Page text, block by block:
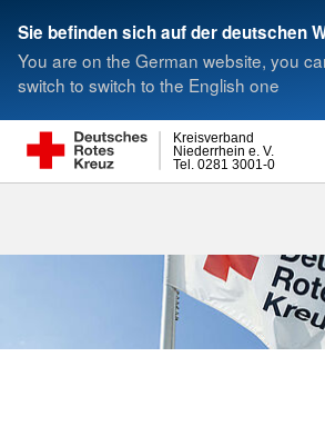
Sie befinden sich auf der deutschen
You are on the German website, you
switch to switch to the English one
Tel. 0281 3001-0
Niederrhein e. V.
Kreisverband